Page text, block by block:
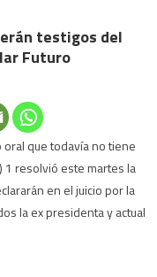
testigos del
Futuro
que todavía no tiene
1 resolvió este martes la
en el juicio por la
la ex presidenta y actual